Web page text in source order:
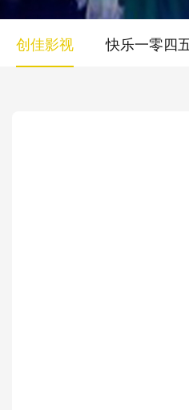
创佳影视 快乐一零四